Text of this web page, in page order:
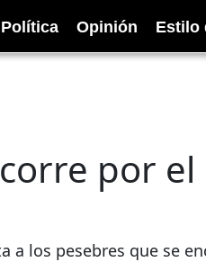
Política Opinión Estilo
por el
a los pesebres que se